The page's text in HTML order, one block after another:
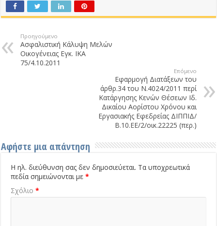
Προηγούμενο
Ασφαλιστική Κάλυψη Μελών
Οικογένειας Εγκ. ΙΚΑ
75/4.10.2011
Επόμενο
Εφαρμογή Διατάξεων του
άρθρ.34 του Ν.4024/2011 περί
Κατάργησης Κενών Θέσεων Ιδ.
Δικαίου Αορίστου Χρόνου και
Εργασιακής Εφεδρείας ΔΙΠΠΙΔ/
Β.10.ΕΕ/2/οικ.22225 (περ.)
Αφήστε μια απάντηση
Η ηλ. διεύθυνση σας δεν δημοσιεύεται. Τα υποχρεωτικά
πεδία σημειώνονται με*
Σχόλιο*